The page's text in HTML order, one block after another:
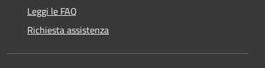
Leggi le FAQ
Richiesta assistenza